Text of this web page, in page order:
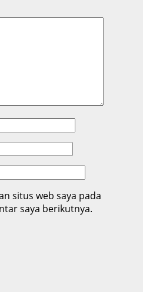
situs web saya pada
saya berikutnya.